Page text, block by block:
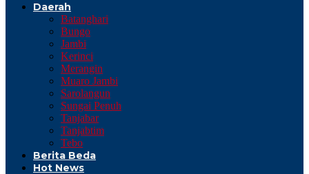
Daerah
Batanghari
Bungo
Jambi
Kerinci
Merangin
Muaro Jambi
Sarolangun
Sungai Penuh
Tanjabar
Tanjabtim
Tebo
Berita Beda
Hot News